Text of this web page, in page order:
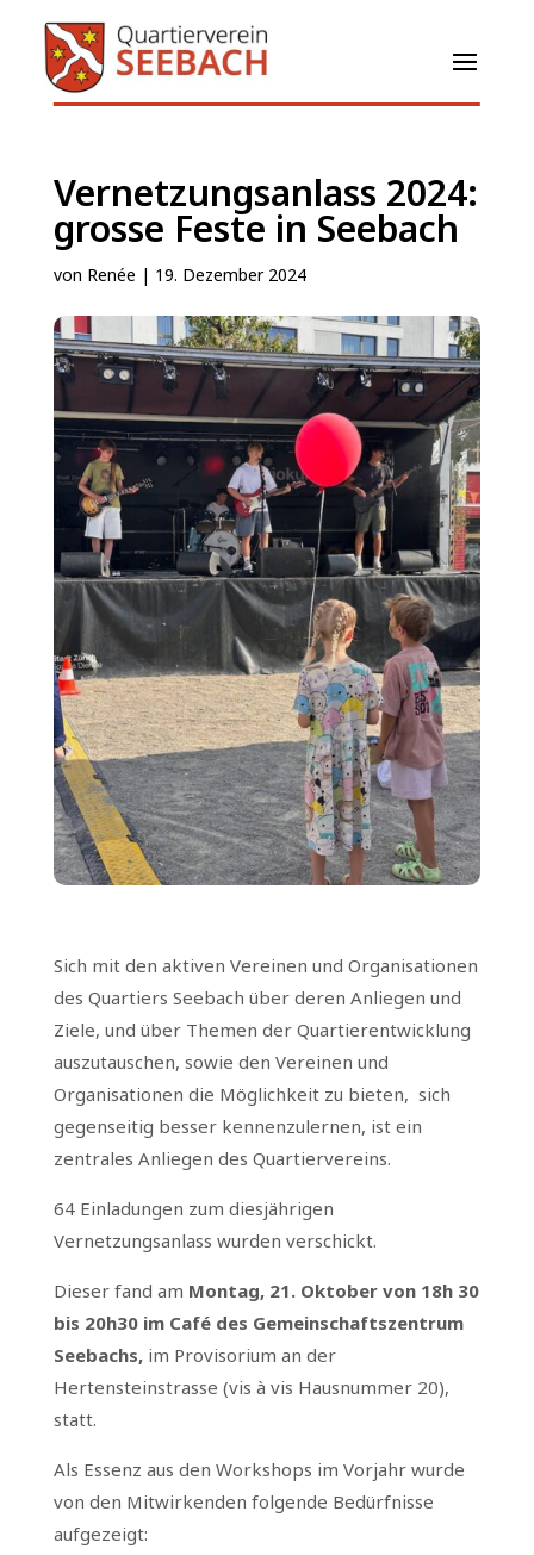
Vernetzungsanlass 2024:
grosse Feste in Seebach
von Renée | 19. Dezember 2024
Sich mit den aktiven Vereinen und Organisationen
des Quartiers Seebach über deren Anliegen und
Ziele, und über Themen der Quartierentwicklung
auszutauschen, sowie den Vereinen und
Organisationen die Möglichkeit zu bieten, sich
gegenseitig besser kennenzulernen, ist ein
zentrales Anliegen des Quartiervereins.
64 Einladungen zum diesjährigen
Vernetzungsanlass wurden verschickt.
Dieser fand am Montag, 21. Oktober von 18h 30
bis 20h30 im Café des Gemeinschaftszentrum
Seebachs,im Provisorium an der
Hertensteinstrasse (vis à vis Hausnummer 20),
statt.
Als Essenz aus den Workshops im Vorjahr wurde
von den Mitwirkenden folgende Bedürfnisse
aufgezeigt: